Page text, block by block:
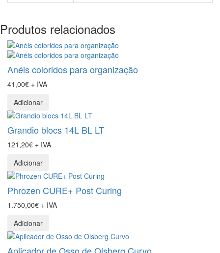
Produtos relacionados
Anéis coloridos para organização
41,00€ + IVA
Adicionar
Grandio blocs 14L BL LT
121,20€ + IVA
Adicionar
Phrozen CURE+ Post Curing
1.750,00€ + IVA
Adicionar